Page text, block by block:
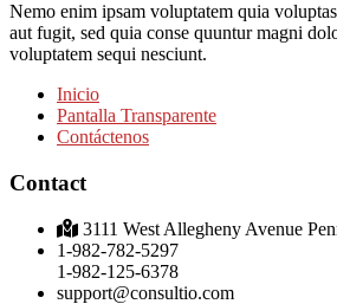
Nemo enim ipsam voluptatem quia
aut fugit, sed quia conse quuntur magni
voluptatem sequi nesciunt.
Inicio
Pantalla Transparente
Contáctenos
Contact
3111 West Allegheny Avenue
1-982-782-5297
1-982-125-6378
support@consultio.com